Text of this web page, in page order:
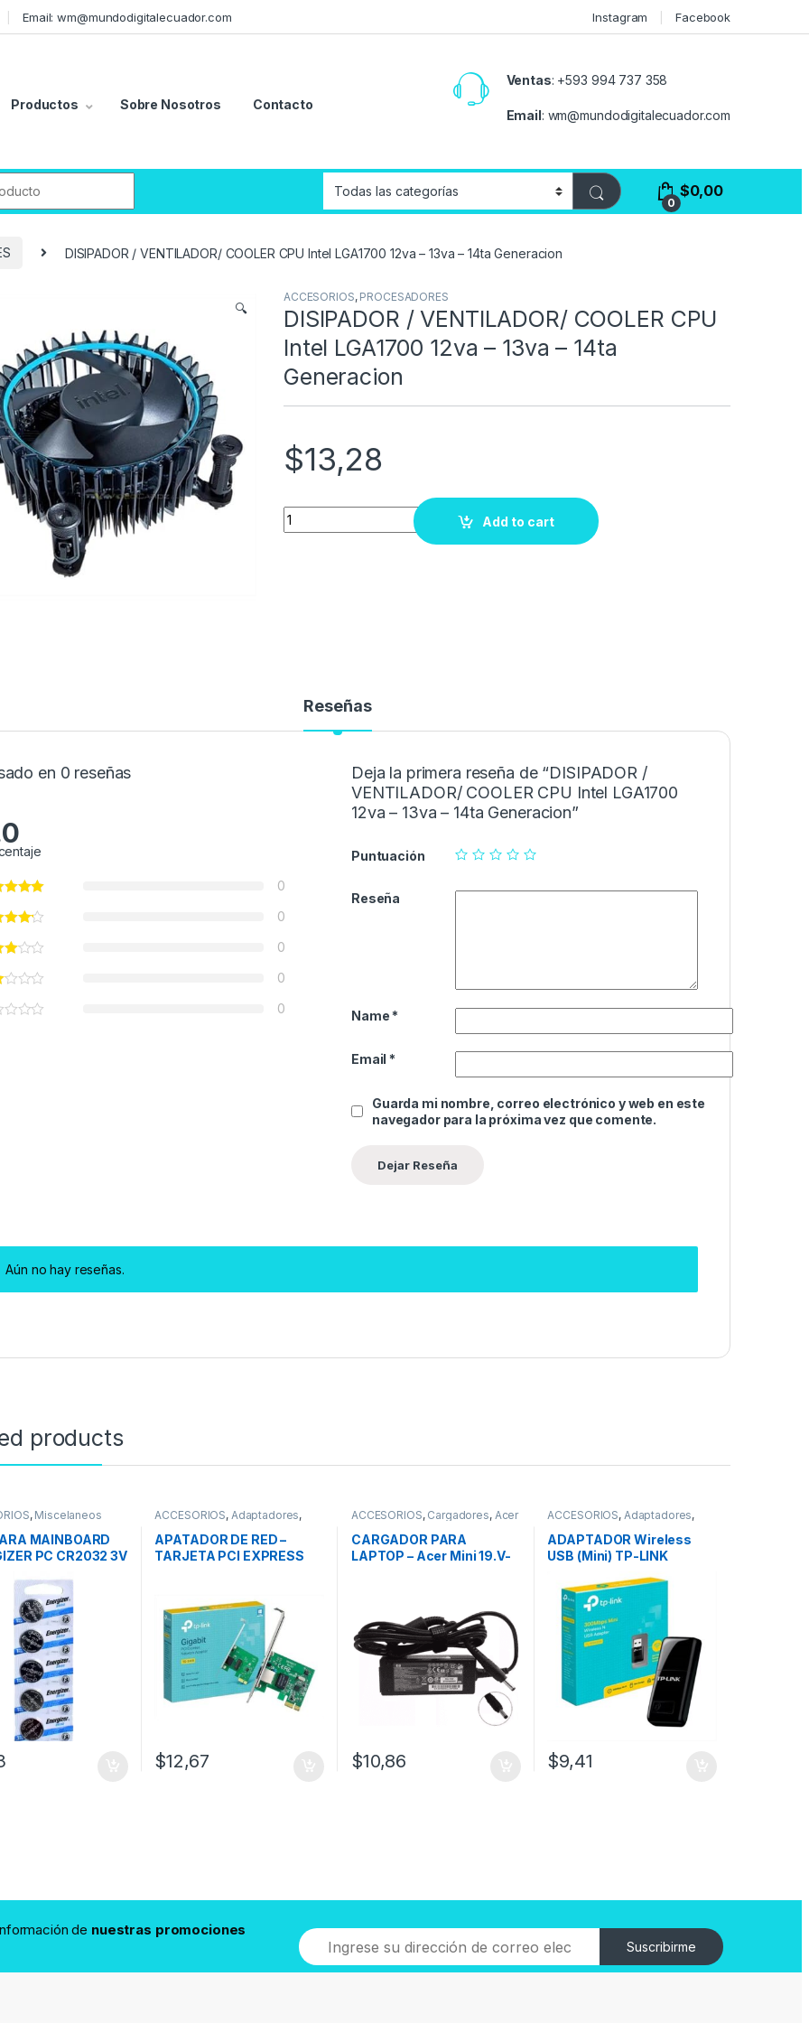
Email: wm@mundodigitalecuador.com Instagram Facebook
Productos Sobre Nosotros Contacto
Ventas: +593 994 737 358
Email: wm@mundodigitalecuador.com
0
$0,00
DISIPADOR / VENTILADOR/ COOLER CPU Intel LGA1700 12va – 13va – 14ta Generacion
🔍
ACCESORIOS, PROCESADORES
DISIPADOR / VENTILADOR/ COOLER CPU
Intel LGA1700 12va – 13va – 14ta
Generacion
$13,28
Quantity
Add to cart
Reseñas
en 0 reseñas
0
0
0
0
0
Deja la primera reseña de “DISIPADOR /
VENTILADOR/ COOLER CPU Intel LGA1700
12va – 13va – 14ta Generacion”
Puntuación
Reseña
Name *
Email *
Guarda mi nombre, correo electrónico y web en este
navegador para la próxima vez que comente.
Aún no hay reseñas.
products
, Miscelaneos
MAINBOARD
PC CR2032 3V
ACCESORIOS, Adaptadores,
Adaptadores Wifi
APATADOR DE RED –
TARJETA PCI EXPRESS
$12,67
ACCESORIOS, Cargadores, Acer
CARGADOR PARA
LAPTOP – Acer Mini 19.V-
$10,86
ACCESORIOS, Adaptadores,
Adaptadores Wifi
ADAPTADOR Wireless
USB (Mini) TP-LINK
$9,41
de nuestras promociones
Suscribirme